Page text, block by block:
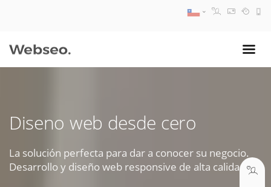
Diseno web desde cero
La solución perfecta para dar a conocer su negocio.
Desarrollo y diseño web responsive de alta calidad.
09:30 AM A 18:30 PM
soporte@webseo.cl